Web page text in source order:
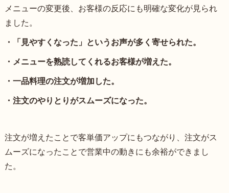
メニューの変更後、お客様の反応にも明確な変化が見られ
ました。
・「見やすくなった」というお声が多く寄せられた。
・メニューを熟読してくれるお客様が増えた。
・一品料理の注文が増加した。
・注文のやりとりがスムーズになった。
注文が増えたことで客単価アップにもつながり、注文がス
ムーズになったことで営業中の動きにも余裕ができまし
た。